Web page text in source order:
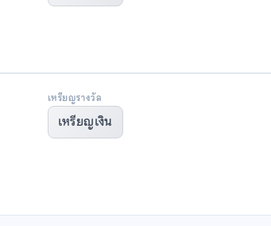
เหรียญรางวัล
เหรียญเงิน